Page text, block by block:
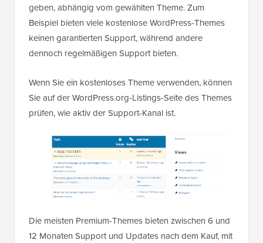
geben, abhängig vom gewählten Theme. Zum
Beispiel bieten viele kostenlose WordPress-Themes
keinen garantierten Support, während andere
dennoch regelmäßigen Support bieten.
Wenn Sie ein kostenloses Theme verwenden, können
Sie auf der WordPress.org-Listings-Seite des Themes
prüfen, wie aktiv der Support-Kanal ist.
Die meisten Premium-Themes bieten zwischen 6 und
12 Monaten Support und Updates nach dem Kauf, mit